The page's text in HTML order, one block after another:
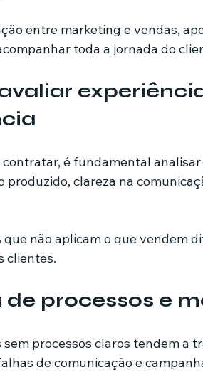
entre marketing e vendas,
toda a jornada do
é fundamental
produzido, clareza na
que não aplicam o que vendem
clientes.
de processos e
sem processos claros tendem a
de comunicação e